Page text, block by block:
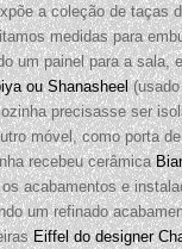
a coleção de taças
medidas para
um painel para a sala,
ou Shanasheel (usado
precisasse ser
móvel, como porta
recebeu cerâmica
acabamentos e
um refinado
Eiffel do designer